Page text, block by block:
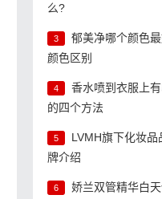
么?
3
郁美净哪个颜色
颜色区别
4
香水喷到衣服上
的四个方法
5
LVMH旗下化妆
牌介绍
6
娇兰双管精华白